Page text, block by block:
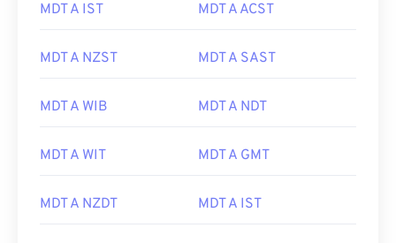
MDT A IST MDT A ACST
MDT A NZST MDT A SAST
MDT A WIB MDT A NDT
MDT A WIT MDT A GMT
MDT A NZDT MDT A IST